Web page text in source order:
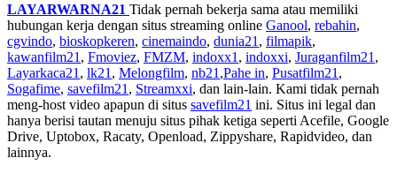
LAYARWARNA21 Tidak pernah bekerja sama atau memiliki
hubungan kerja dengan situs streaming online Ganool, rebahin,
cgvindo, bioskopkeren, cinemaindo, dunia21 , filmapik,
kawanfilm21 , Fmoviez, FMZM, indoxx1 , indoxxi, Juraganfilm21 ,
Layarkaca21 , lk21 , Melongfilm, nb21 ,Pahe in, Pusatfilm21 ,
Sogafime, savefilm21 , Streamxxi, dan lain-lain. Kami tidak pernah
meng-host video apapun di situs savefilm21 ini. Situs ini legal dan
hanya berisi tautan menuju situs pihak ketiga seperti Acefile, Google
Drive, Uptobox, Racaty, Openload, Zippyshare, Rapidvideo, dan
lainnya.